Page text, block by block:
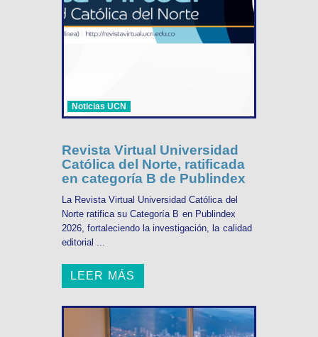
Noticias UCN
Revista Virtual Universidad
Católica del Norte, ratificada
en categoría B de Publindex
La Revista Virtual Universidad Católica del
Norte ratifica su Categoría B en Publindex
2026, fortaleciendo la investigación, la calidad
editorial ...
LEER MÁS